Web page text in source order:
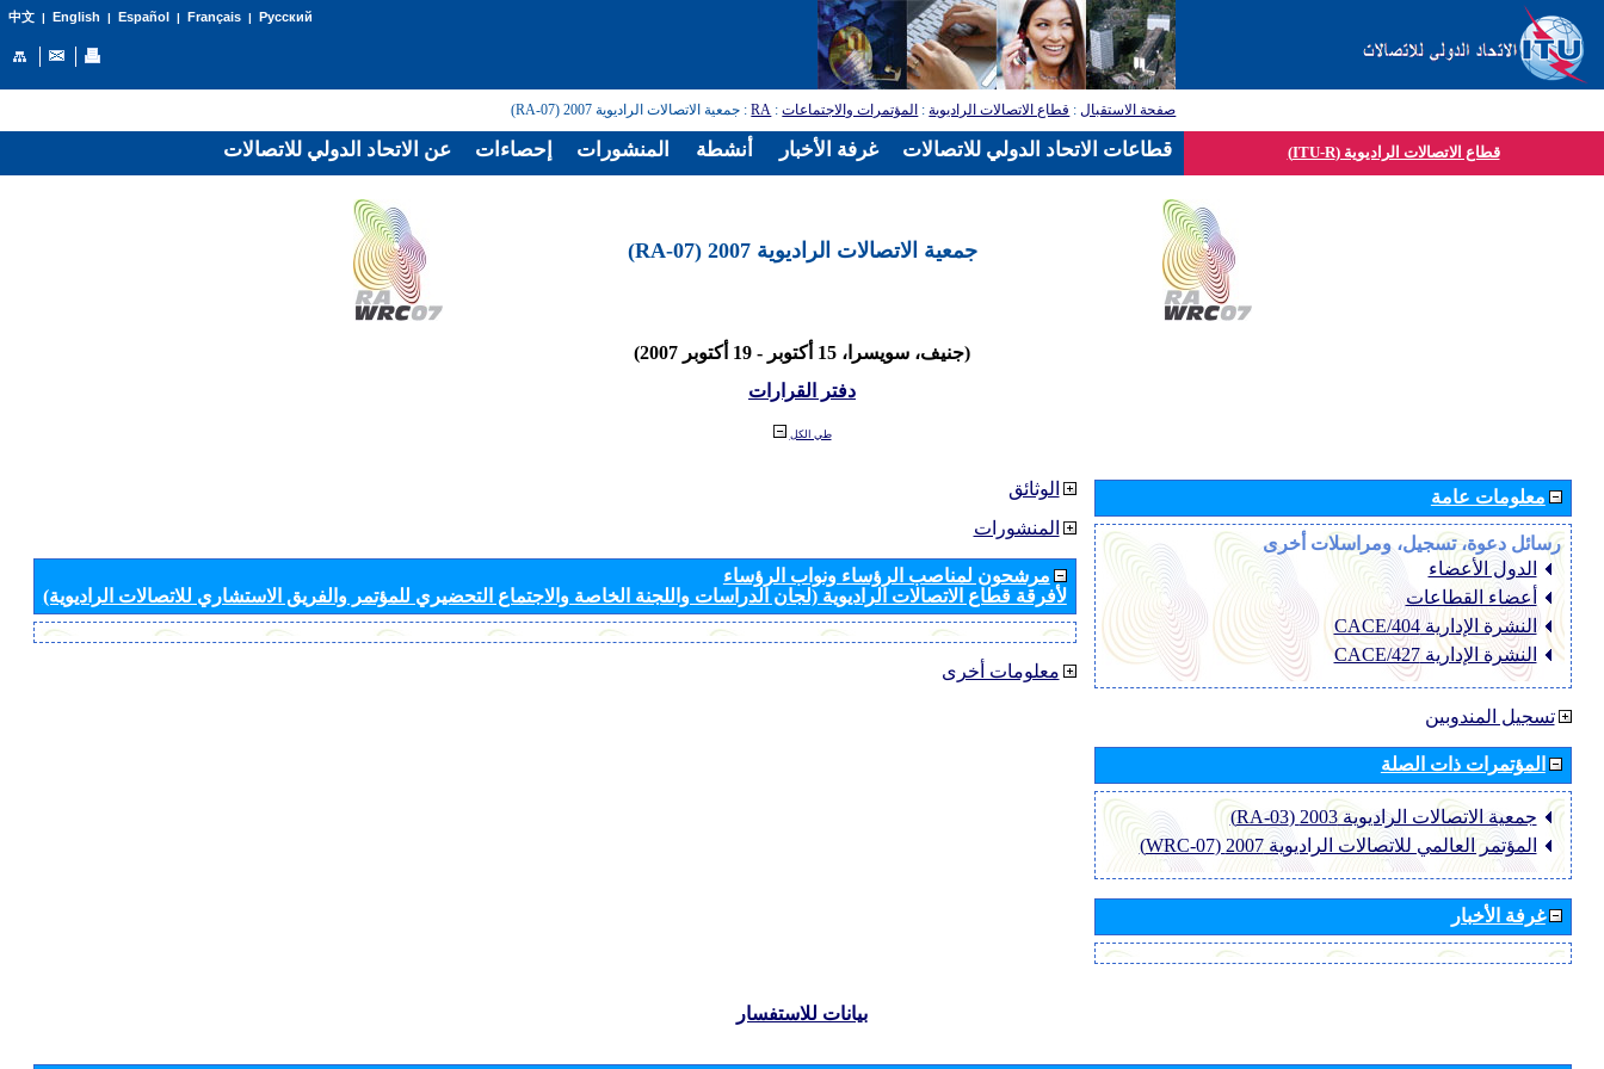
中文| English | Español | Français| Русский
صفحة الاستقبال: قطاع الاتصالات الراديوية: المؤتمرات والاجتماعات:
RA: جمعية الاتصالات الراديوية 2007 (RA-07)
قطاع الاتصالات الراديوية (ITU-R)
جمعية الاتصالات الراديوية 2007 (RA-07)
(جنيف، سويسرا، 15 أكتوبر - 19 أكتوبر 2007)
دفتر القرارات
طي الكل
الوثائق
المنشورات
مرشحون لمناصب الرؤساء ونواب الرؤساء
لأفرقة قطاع الاتصالات الراديوية (لجان الدراسات واللجنة الخاصة والاجتماع التحضيري للمؤتمر والفريق الاستشاري للاتصالات الراديوية)
معلومات أخرى
معلومات عامة
رسائل دعوة، تسجيل، ومراسلات أخرى
الدول الأعضاء
أعضاء القطاعات
النشرة الإدارية CACE/404
النشرة الإدارية CACE/427
تسجيل المندوبين
المؤتمرات ذات الصلة
جمعية الاتصالات الراديوية 2003 (RA-03)
المؤتمر العالمي للاتصالات الراديوية 2007 (WRC-07)
غرفة الأخبار
بيانات للاستفسار
عن الاتحاد الدولي للاتصالات إحصاءات المنشورات أنشطة غرفة الأخبار قطاعات الاتحاد الدولي للاتصالات